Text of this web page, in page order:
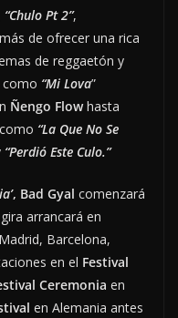
“Chulo Pt 2”,
de ofrecer una rica
de reggaetón y
como “Mi Lova”
Ñengo Flowhasta
“La Que No Se
“Perdió Este Culo.”
, Bad Gyal comenzará
arrancará en
Barcelona,
en el Festival
Ceremonia en
en Alemania antes